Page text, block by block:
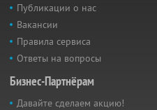
Публикации о нас
Вакансии
Правила сервиса
Ответы на вопросы
Бизнес-Партнёрам
Давайте сделаем акцию!